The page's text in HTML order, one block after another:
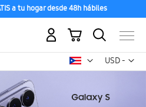
a tu hogar desde 48h hábiles
USD -
dólar
Mi carrito